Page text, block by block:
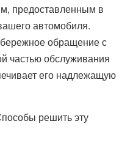
предоставленным в
автомобиля.
обращение с
частью обслуживания
его надлежащую
решить эту